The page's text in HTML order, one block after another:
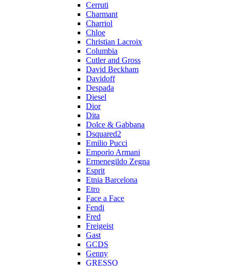
Cerruti
Charmant
Charriol
Chloe
Christian Lacroix
Columbia
Cutler and Gross
David Beckham
Davidoff
Despada
Diesel
Dior
Dita
Dolce & Gabbana
Dsquared2
Emilio Pucci
Emporio Armani
Ermenegildo Zegna
Esprit
Etnia Barcelona
Etro
Face a Face
Fendi
Fred
Freigeist
Gast
GCDS
Genny
GRESSO